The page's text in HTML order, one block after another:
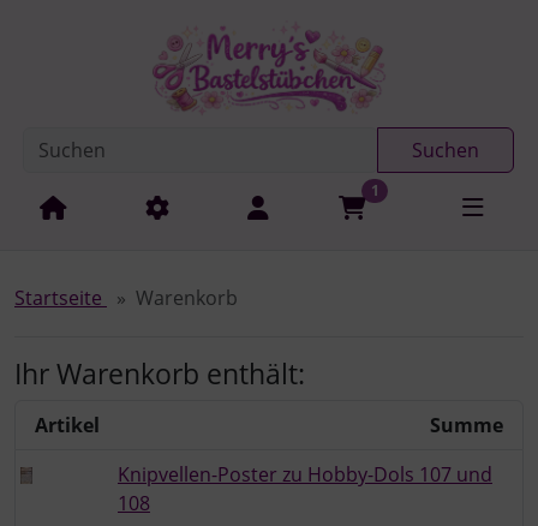
Springe zur Navigation
Suchen
1
Startseite Warenkorb
Ihr Warenkorb enthält:
Artikel
Summe
Knipvellen-Poster zu Hobby-Dols 107 und
108